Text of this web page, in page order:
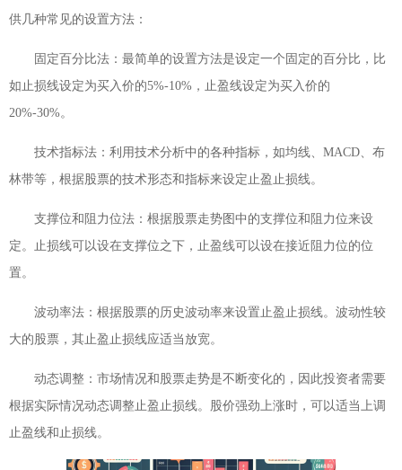
供几种常见的设置方法：
固定百分比法：最简单的设置方法是设定一个固定的百分比，比
如止损线设定为买入价的5%-10%，止盈线设定为买入价的
20%-30%。
技术指标法：利用技术分析中的各种指标，如均线、MACD、布
林带等，根据股票的技术形态和指标来设定止盈止损线。
支撑位和阻力位法：根据股票走势图中的支撑位和阻力位来设
定。止损线可以设在支撑位之下，止盈线可以设在接近阻力位的位
置。
波动率法：根据股票的历史波动率来设置止盈止损线。波动性较
大的股票，其止盈止损线应适当放宽。
动态调整：市场情况和股票走势是不断变化的，因此投资者需要
根据实际情况动态调整止盈止损线。股价强劲上涨时，可以适当上调
止盈线和止损线。